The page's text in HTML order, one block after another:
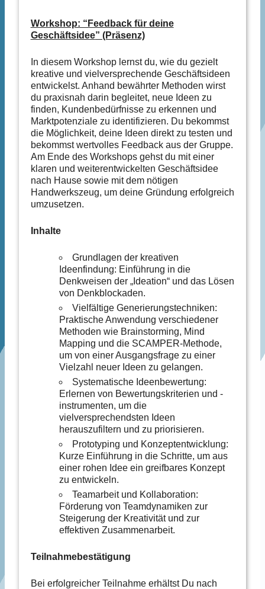
Workshop: “Feedback für deine
Geschäftsidee” (Präsenz)
In diesem Workshop lernst du, wie du gezielt
kreative und vielversprechende Geschäftsideen
entwickelst. Anhand bewährter Methoden wirst
du praxisnah darin begleitet, neue Ideen zu
finden, Kundenbedürfnisse zu erkennen und
Marktpotenziale zu identifizieren. Du bekommst
die Möglichkeit, deine Ideen direkt zu testen und
bekommst wertvolles Feedback aus der Gruppe.
Am Ende des Workshops gehst du mit einer
klaren und weiterentwickelten Geschäftsidee
nach Hause sowie mit dem nötigen
Handwerkszeug, um deine Gründung erfolgreich
umzusetzen.
Inhalte
Grundlagen der kreativen
Ideenfindung: Einführung in die
Denkweisen der „Ideation“ und das Lösen
von Denkblockaden.
Vielfältige Generierungstechniken:
Praktische Anwendung verschiedener
Methoden wie Brainstorming, Mind
Mapping und die SCAMPER-Methode,
um von einer Ausgangsfrage zu einer
Vielzahl neuer Ideen zu gelangen.
Systematische Ideenbewertung:
Erlernen von Bewertungskriterien und -
instrumenten, um die
vielversprechendsten Ideen
herauszufiltern und zu priorisieren.
Prototyping und Konzeptentwicklung:
Kurze Einführung in die Schritte, um aus
einer rohen Idee ein greifbares Konzept
zu entwickeln.
Teamarbeit und Kollaboration:
Förderung von Teamdynamiken zur
Steigerung der Kreativität und zur
effektiven Zusammenarbeit.
Teilnahmebestätigung
Bei erfolgreicher Teilnahme erhältst Du nach